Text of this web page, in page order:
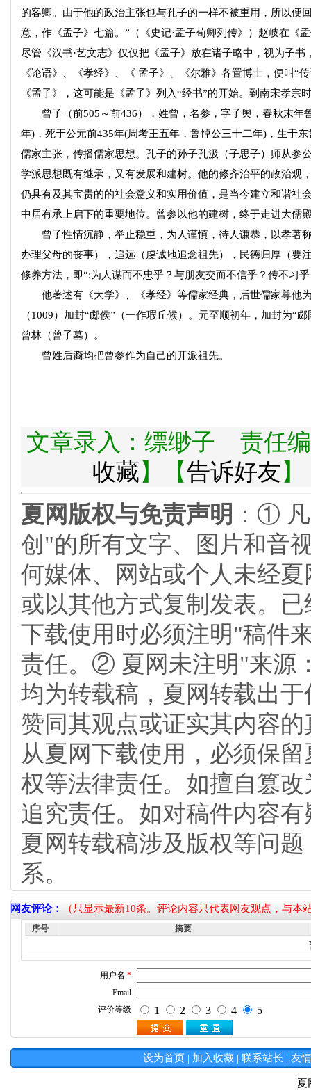
的客卿。由于他的政治主张也与孔子的一样不被重用，所以便
意，作《孟子》七篇。”（《史记·孟子荀卿列传》）赵岐在《
尽管《汉书·艺文志》仅仅把《孟子》放在诸子略中，视为子
《论语》、《孝经》、《 孟子》、《尔雅》各置博士，便叫“
《孟子》，这可能是《孟子》列入“经书”的开始。到南宋孝
曾子（前505～前436），姓曾，名参，字子舆，春秋末年
年)，死于公元前435年(周考王五年，鲁悼公三十二年)，生于
儒家主张，传播儒家思想。孔子的孙子孔汲（子思子）师从参
学派思想既有继承，又有发展和建树。他的修齐治平的政治观
仍具有及其宝贵的的社会意义和实用价值，是当今建立和谐社
中居有承上启下的重要地位。曾参以他的建树，终于走进大儒
曾子性情沉静，举止稳重，为人谨慎，待人谦恭，以孝著
办理父母的丧事），追远（虔诚地追念祖先），民德归厚（要
修养方法，即“:为人谋而不忠乎？与朋友交而不信乎？传不习乎
他著述有《大学》、《孝经》等儒家经典，后世儒家尊他为
（1009）加封“郕侯”（一作瑕丘候）。元至顺初年，加封为“
曾林（曾子墓）。
曾姓后裔均把曾参作为自己的开派祖先。
文章录入：缥缈子 责任
收藏】【告诉好友
夏网版权与免责声明 ：①
创"的所有文字、图片和音
何媒体、网站或个人未经
或以其他方式复制发表。
下载使用时必须注明"稿件
责任。② 夏网未注明"来源
均为转载稿，夏网转载出
赞同其观点或证实其内容
从夏网下载使用，必须保
权等法律责任。如擅自篡
追究责任。如对稿件内容
夏网转载稿涉及版权等问
系。
网友评论： （只显示最新10条。评论内容只代表网友观点，与本
序号 摘要
设为首页 | 加入收藏 | 联系站长 | 友
夏